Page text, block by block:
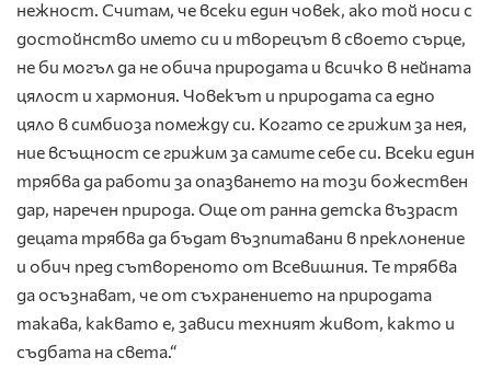
нежност. Считам, че всеки един човек, ако той носи с
достойнство името си и творецът в своето сърце,
не би могъл да не обича природата и всичко в нейната
цялост и хармония. Човекът и природата са едно
цяло в симбиоза помежду си. Когато се грижим за нея,
ние всъщност се грижим за самите себе си. Всеки един
трябва да работи за опазването на този божествен
дар, наречен природа. Още от ранна детска възраст
децата трябва да бъдат възпитавани в преклонение
и обич пред сътвореното от Всевишния. Те трябва
да осъзнават, че от съхранението на природата
такава, каквато е, зависи техният живот, както и
съдбата на света.“